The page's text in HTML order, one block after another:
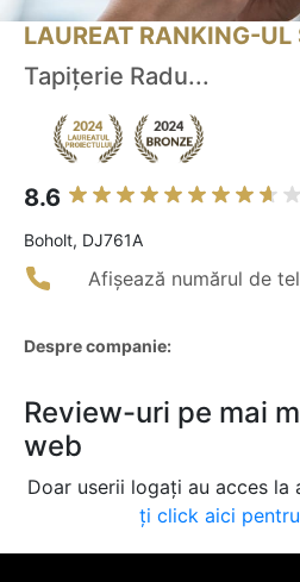
LAUREAT RANKING-UL
Tapițerie Radu...
8.6
Boholt, DJ761A
Afișează numărul de
Despre companie:
Review-uri pe mai
web
Doar userii logați au acces la
ți click aici